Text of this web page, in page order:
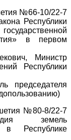
№66-10/22-7
Республики
в первом
Министр
Республики
председателя
№80-8/22-7
земель
в Республике